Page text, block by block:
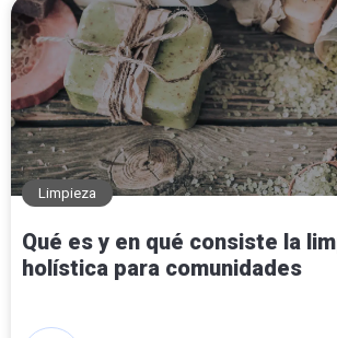
Limpieza
Qué es y en qué consiste la
holística para comunidades